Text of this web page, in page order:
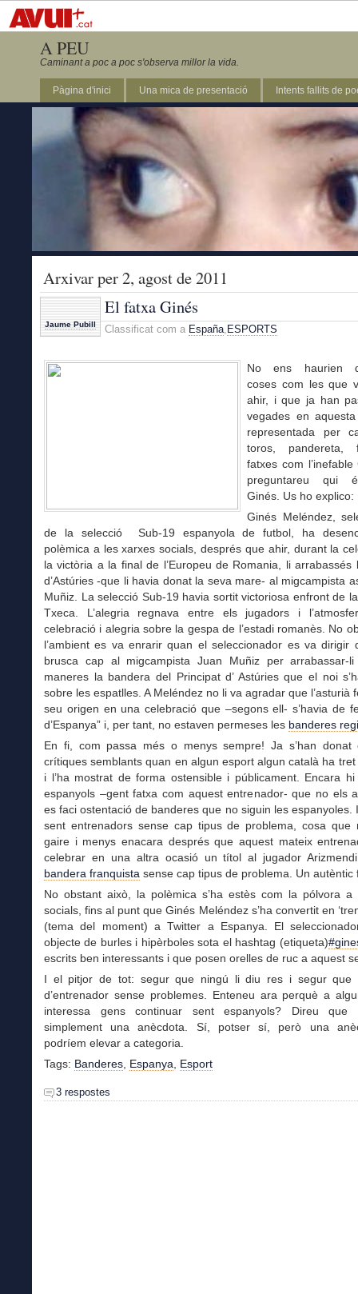
A PEU
Caminant a poc a poc s'observa millor la vida.
Pàgina d'inici Una mica de presentació Intents fallits de
Arxivar per 2, agost de 2011
Jaume Pubill
El fatxa Ginés
Classificat com a España, ESPORTS
No ens haurien
coses com les que
ahir, i que ja han
vegades en aquesta
representada per
toros, pandereta,
fatxes com l’inefable
preguntareu qui
Ginés. Us ho explico:
Ginés Meléndez,
de la selecció Sub-19 espanyola de futbol, ha
polèmica a les xarxes socials, després que ahir, durant la
la victòria a la final de l’Europeu de Romania, li arrabassés
d’Astúries -que li havia donat la seva mare- al migcampista
Muñiz. La selecció Sub-19 havia sortit victoriosa enfront de
Txeca. L’alegria regnava entre els jugadors i
celebració i alegria sobre la gespa de l’estadi romanès. No
l’ambient es va enrarir quan el seleccionador es va dirigir
brusca cap al migcampista Juan Muñiz per arrabassar-
maneres la bandera del Principat d’ Astúries que el noi
sobre les espatlles. A Meléndez no li va agradar que l’asturià
seu origen en una celebració que –segons ell- s’havia de
d’Espanya” i, per tant, no estaven permeses les banderes
En fi, com passa més o menys sempre! Ja s’han donat
crítiques semblants quan en algun esport algun català ha
i l’ha mostrat de forma ostensible i públicament. Encara
espanyols –gent fatxa com aquest entrenador- que no els
es faci ostentació de banderes que no siguin les espanyoles.
sent entrenadors sense cap tipus de problema, cosa que
gaire i menys enacara després que aquest mateix
celebrar en una altra ocasió un títol al jugador
bandera franquista sense cap tipus de problema. Un autèntic
No obstant això, la polèmica s’ha estès com la pólvora a
socials, fins al punt que Ginés Meléndez s’ha convertit en
(tema del moment) a Twitter a Espanya. El
objecte de burles i hipèrboles sota el hashtag (etiqueta)
escrits ben interessants i que posen orelles de ruc a aquest
I el pitjor de tot: segur que ningú li diu res i segur que
d’entrenador sense problemes. Enteneu ara perquè a
interessa gens continuar sent espanyols? Direu que
simplement una anècdota. Sí, potser sí, però una
podríem elevar a categoria.
Tags: Banderes, Espanya, Esport
3 respostes